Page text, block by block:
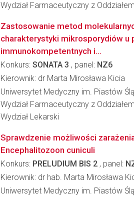
Wydział Farmaceutyczny z
Zastosowanie metod
charakterystyki mikrosporydiów u
immunokompetentnych i...
Konkurs: SONATA 3 , panel: NZ6
Kierownik: dr Marta Mirosława Kicia
Uniwersytet Medyczny im. Piastów
Wydział Farmaceutyczny z
Wydział Lekarski
Sprawdzenie możliwości
Encephalitozoon cuniculi
Konkurs: PRELUDIUM BIS 2 , panel:
Kierownik: dr hab. Marta Mirosława
Uniwersytet Medyczny im. Piastów